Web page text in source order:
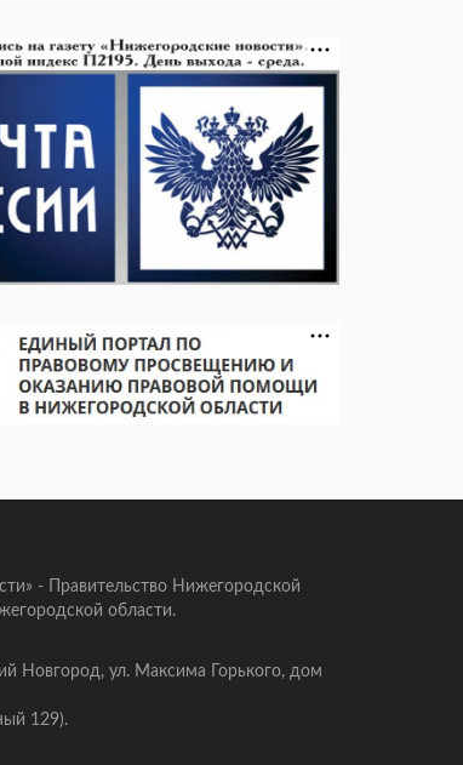
- Правительство Нижегородской
области.
Новгород, ул. Максима Горького, дом
129).